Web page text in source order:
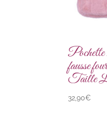
fausse
Taille
32,90€